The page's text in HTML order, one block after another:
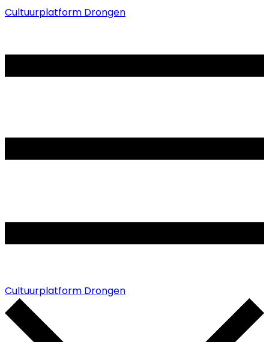
Cultuurplatform Drongen
Cultuurplatform Drongen